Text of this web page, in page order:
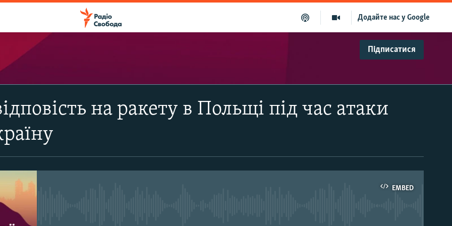
Додайте нас у Google
Підписатися
Apple Podcasts
на ракету в Польщі під час атаки
EMBED